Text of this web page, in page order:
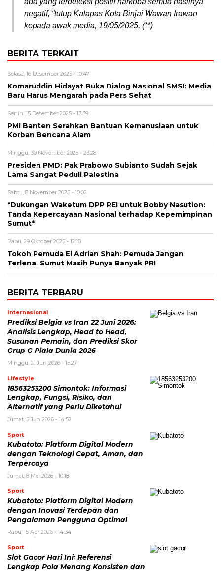
negatif, “tutup Kalapas Kota Binjai Wawan Irawan
kepada awak media, 19/05/2025. (**)
BERITA TERKAIT
Selasa, 16 Desember 2025 - 10:47
Komaruddin Hidayat Buka Dialog Nasional SMSI: Media
Baru Harus Mengarah pada Pers Sehat
Senin, 15 Desember 2025 - 13:39
PMI Banten Serahkan Bantuan Kemanusiaan untuk
Korban Bencana Alam
Minggu, 30 November 2025 - 23:28
Presiden PMD: Pak Prabowo Subianto Sudah Sejak
Lama Sangat Peduli Palestina
Sabtu, 8 November 2025 - 10:02
*Dukungan Waketum DPP REI untuk Bobby Nasution:
Tanda Kepercayaan Nasional terhadap Kepemimpinan
Sumut*
Rabu, 29 Oktober 2025 - 12:18
Tokoh Pemuda El Adrian Shah: Pemuda Jangan
Terlena, Sumut Masih Punya Banyak PR!
BERITA TERBARU
Internasional
Prediksi Belgia vs Iran 22 Juni 2026:
Analisis Lengkap, Head to Head,
Susunan Pemain, dan Prediksi Skor
Grup G Piala Dunia 2026
Minggu, 21 Jun 2026 - 15:27
LIfestyle
18563253200 Simontok: Informasi
Lengkap, Fungsi, Risiko, dan
Alternatif yang Perlu Diketahui
Jumat, 5 Jun 2026 - 14:52
Sport
Kubatoto: Platform Digital Modern
dengan Teknologi Cepat, Aman, dan
Terpercaya
Jumat, 8 Mei 2026 - 10:18
Sport
Kubatoto: Platform Digital Modern
dengan Inovasi Terdepan dan
Pengalaman Pengguna Optimal
Rabu, 15 Apr 2026 - 14:34
Sport
Slot Gacor Hari Ini: Referensi
Lengkap Pola Menang Konsisten dan